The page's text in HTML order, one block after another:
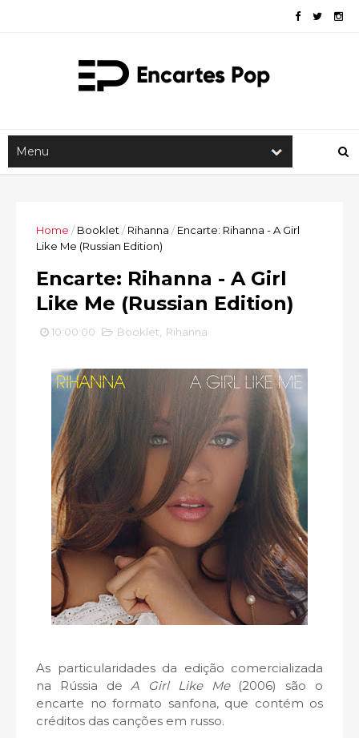
Home / Booklet / Rihanna / Encarte: Rihanna - A Girl
Like Me (Russian Edition)
Encarte: Rihanna - A Girl
Like Me (Russian Edition)
10:00:00 Booklet Rihanna
As particularidades da edição comercializada
na Rússia deA Girl Like Me(2006) são o
encarte no formato sanfona, que contém os
créditos das canções em russo.